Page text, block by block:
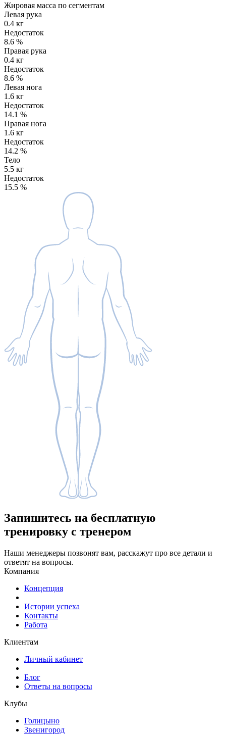
Жировая масса по сегментам
Левая рука
0.4 кг
Недостаток
8.6 %
Правая рука
0.4 кг
Недостаток
8.6 %
Левая нога
1.6 кг
Недостаток
14.1 %
Правая нога
1.6 кг
Недостаток
14.2 %
Тело
5.5 кг
Недостаток
15.5 %
Запишитесь на бесплатную
тренировку с тренером
Наши менеджеры позвонят вам, расскажут про все детали и
ответят на вопросы.
Компания
Концепция
Истории успеха
Контакты
Работа
Клиентам
Личный кабинет
Блог
Ответы на вопросы
Клубы
Голицыно
Звенигород